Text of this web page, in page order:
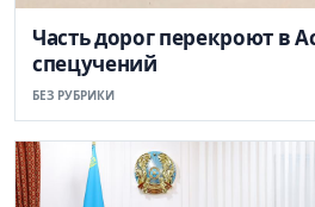
Часть дорог перекроют в
спецучений
БЕЗ РУБРИКИ